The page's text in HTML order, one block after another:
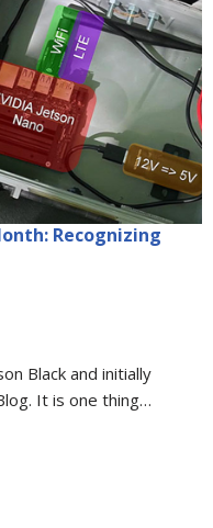
Recognizing
Black and initially
It is one thing…